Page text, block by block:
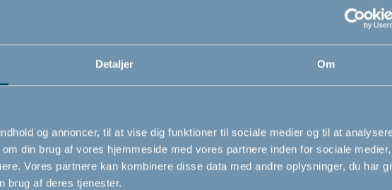
Detaljer Om
og annoncer, til at vise dig funktioner til sociale medier og til at
din brug af vores hjemmeside med vores partnere inden for sociale medier,
Vores partnere kan kombinere disse data med andre oplysninger, du har
brug af deres tjenester.
EN 1930 : 2011
Ideel til brede døråbninger,
Kan betjenes med én hånd
Indbygget sikkerhedsindikator
gitteret er monteret korrekt